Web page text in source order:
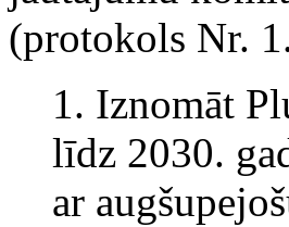
(protokols Nr.
1. Iznomāt
līdz 2030.
ar